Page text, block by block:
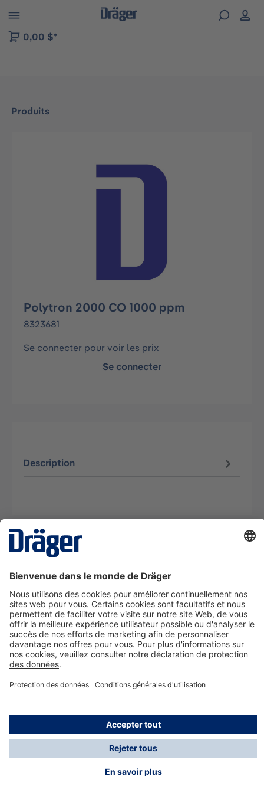
to B2B platform navigation
0,00 $*
Produits
Ignorer la galerie d'images
Polytron 2000 CO 1000 ppm
8323681
Se connecter pour voir les prix
Se connecter
Description
La technologie
Nous contacter
A propos de Dräger
Informations
*Les taxes et les frais d'expédition ne sont pas inclus
dans les prix indiqués, sauf mention contraire. Des frais
supplémentaires peuvent s'appliquer.